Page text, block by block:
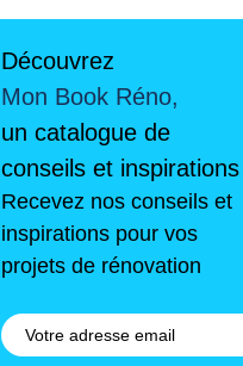
Découvrez
Mon Book Réno,
un catalogue de
conseils et inspirations
Recevez nos conseils et
inspirations pour vos
projets de rénovation